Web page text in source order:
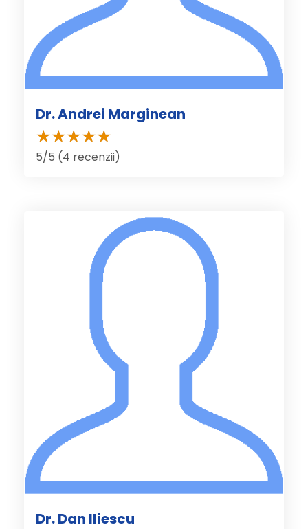
Dr. Andrei Marginean
5/5 (4 recenzii)
Dr. Dan Iliescu